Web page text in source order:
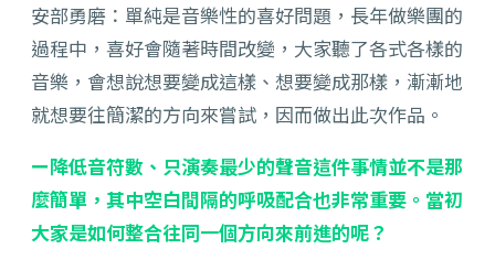
安部勇磨：單純是音樂性的喜好問題，長年做樂團的
過程中，喜好會隨著時間改變，大家聽了各式各樣的
音樂，會想說想要變成這樣、想要變成那樣，漸漸地
就想要往簡潔的方向來嘗試，因而做出此次作品。
ー降低音符數、只演奏最少的聲音這件事情並不是那
麼簡單，其中空白間隔的呼吸配合也非常重要。當初
大家是如何整合往同一個方向來前進的呢？